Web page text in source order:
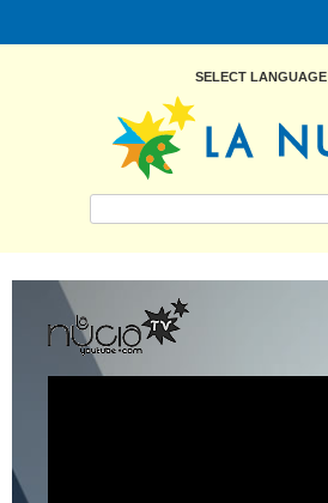
SELECT LANGUAGE